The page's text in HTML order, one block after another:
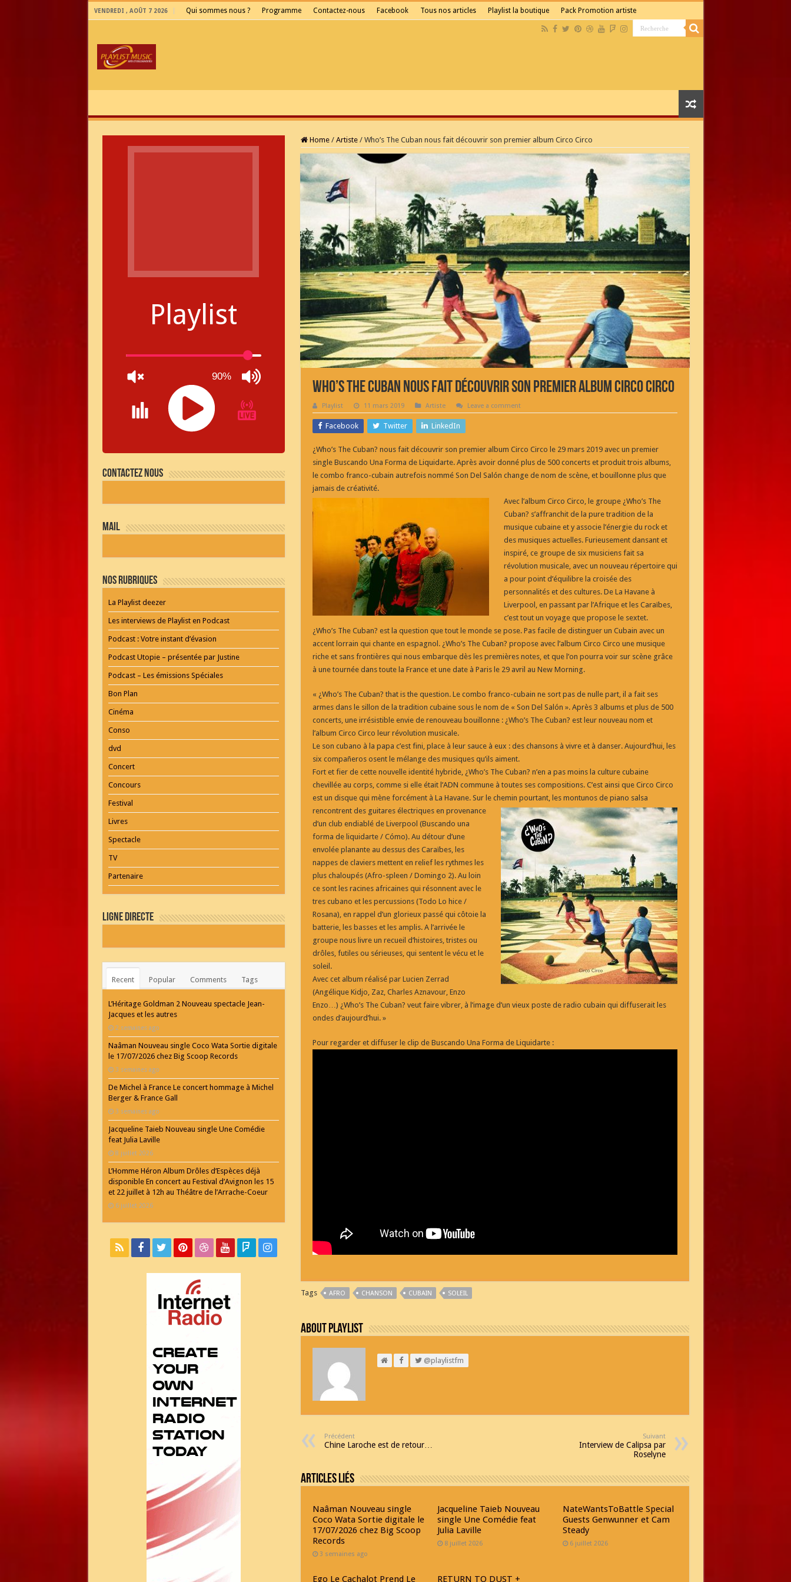
VENDREDI , AOÛT 7 2026 Qui sommes nous ? Programme Contactez-nous Facebook Tous nos articles Playlist la boutique Pack Promotion artiste
Home / Artiste / Who’s The Cuban nous fait découvrir son premier album Circo Circo
Who’s The Cuban nous fait découvrir son premier album Circo Circo
Playlist 11 mars 2019 Artiste Leave a comment
Facebook Twitter LinkedIn
¿Who’s The Cuban? nous fait découvrir son premier album Circo Circo le 29 mars 2019 avec un premier
single Buscando Una Forma de Liquidarte. Après avoir donné plus de 500 concerts et produit trois albums,
le combo franco-cubain autrefois nommé Son Del Salón change de nom de scène, et bouillonne plus que
jamais de créativité.
Avec l’album Circo Circo, le groupe ¿Who’s The
Cuban? s’affranchit de la pure tradition de la
musique cubaine et y associe l’énergie du rock et
des musiques actuelles. Furieusement dansant et
inspiré, ce groupe de six musiciens fait sa
révolution musicale, avec un nouveau répertoire qui
a pour point d’équilibre la croisée des
personnalités et des cultures. De La Havane à
Liverpool, en passant par l’Afrique et les Caraïbes,
c’est tout un voyage que propose le sextet.
¿Who’s The Cuban? est la question que tout le monde se pose. Pas facile de distinguer un Cubain avec un
accent lorrain qui chante en espagnol. ¿Who’s The Cuban? propose avec l’album Circo Circo une musique
riche et sans frontières qui nous embarque dès les premières notes, et que l’on pourra voir sur scène grâce
à une tournée dans toute la France et une date à Paris le 29 avril au New Morning.
« ¿Who’s The Cuban? that is the question. Le combo franco-cubain ne sort pas de nulle part, il a fait ses
armes dans le sillon de la tradition cubaine sous le nom de « Son Del Salón ». Après 3 albums et plus de 500
concerts, une irrésistible envie de renouveau bouillonne : ¿Who’s The Cuban? est leur nouveau nom et
l’album Circo Circo leur révolution musicale.
Le son cubano à la papa c’est fini, place à leur sauce à eux : des chansons à vivre et à danser. Aujourd’hui, les
six compañeros osent le mélange des musiques qu’ils aiment.
Fort et fier de cette nouvelle identité hybride, ¿Who’s The Cuban? n’en a pas moins la culture cubaine
chevillée au corps, comme si elle était l’ADN commune à toutes ses compositions. C’est ainsi que Circo Circo
est un disque qui mène forcément à La Havane. Sur le chemin pourtant, les montunos de piano salsa
rencontrent des guitares électriques en provenance
d’un club endiablé de Liverpool (Buscando una
forma de liquidarte / Cómo). Au détour d’une
envolée planante au dessus des Caraïbes, les
nappes de claviers mettent en relief les rythmes les
plus chaloupés (Afro-spleen / Domingo 2). Au loin
ce sont les racines africaines qui résonnent avec le
tres cubano et les percussions (Todo Lo hice /
Rosana), en rappel d’un glorieux passé qui côtoie la
batterie, les basses et les amplis. A l’arrivée le
groupe nous livre un recueil d’histoires, tristes ou
drôles, futiles ou sérieuses, qui sentent le vécu et le
soleil.
Avec cet album réalisé par Lucien Zerrad
(Angélique Kidjo, Zaz, Charles Aznavour, Enzo
Enzo…) ¿Who’s The Cuban? veut faire vibrer, à l’image d’un vieux poste de radio cubain qui diffuserait les
ondes d’aujourd’hui. »
Pour regarder et diffuser le clip de Buscando Una Forma de Liquidarte :
Tags AFRO CHANSON CUBAIN SOLEIL
About Playlist
@playlistfm
Précédent
Chine Laroche est de retour…
Suivant
Interview de Calipsa par
Roselyne
Articles Liés
Naâman Nouveau single
Coco Wata Sortie digitale le
17/07/2026 chez Big Scoop
Records
3 semaines ago
Jacqueline Taieb Nouveau
single Une Comédie feat
Julia Laville
8 juillet 2026
NateWantsToBattle Special
Guests Genwunner et Cam
Steady
6 juillet 2026
Ego Le Cachalot Prend Le RETURN TO DUST +
Playlist
90%
RADIO
PLAYER
RADIO
by
WordPress
SERVICE
ONLINE
AGENTUR
MAINZ
Playlist
Contactez nous
mail
Nos Rubriques
La Playlist deezer
Les interviews de Playlist en Podcast
Podcast : Votre instant d’évasion
Podcast Utopie – présentée par Justine
Podcast – Les émissions Spéciales
Bon Plan
Cinéma
Conso
dvd
Concert
Concours
Festival
Livres
Spectacle
TV
Partenaire
Ligne Directe
Recent Popular Comments Tags
L’Héritage Goldman 2 Nouveau spectacle Jean-
Jacques et les autres
2 semaines ago
Naâman Nouveau single Coco Wata Sortie digitale
le 17/07/2026 chez Big Scoop Records
3 semaines ago
De Michel à France Le concert hommage à Michel
Berger & France Gall
3 semaines ago
Jacqueline Taieb Nouveau single Une Comédie
feat Julia Laville
8 juillet 2026
L’Homme Héron Album Drôles d’Espèces déjà
disponible En concert au Festival d’Avignon les 15
et 22 juillet à 12h au Théâtre de l’Arrache-Coeur
6 juillet 2026